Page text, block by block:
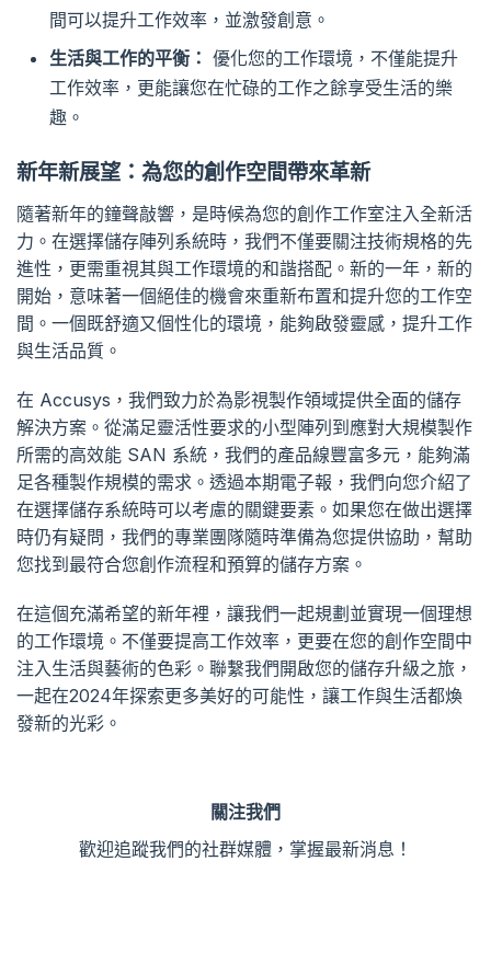
間可以提升工作效率，並激發創意。
生活與工作的平衡： 優化您的工作環境，不僅能提升
工作效率，更能讓您在忙碌的工作之餘享受生活的樂
趣。
新年新展望：為您的創作空間帶來革新
隨著新年的鐘聲敲響，是時候為您的創作工作室注入全新活
力。在選擇儲存陣列系統時，我們不僅要關注技術規格的先
進性，更需重視其與工作環境的和諧搭配。新的一年，新的
開始，意味著一個絕佳的機會來重新布置和提升您的工作空
間。一個既舒適又個性化的環境，能夠啟發靈感，提升工作
與生活品質。
在 Accusys，我們致力於為影視製作領域提供全面的儲存
解決方案。從滿足靈活性要求的小型陣列到應對大規模製作
所需的高效能 SAN 系統，我們的產品線豐富多元，能夠滿
足各種製作規模的需求。透過本期電子報，我們向您介紹了
在選擇儲存系統時可以考慮的關鍵要素。如果您在做出選擇
時仍有疑問，我們的專業團隊隨時準備為您提供協助，幫助
您找到最符合您創作流程和預算的儲存方案。
在這個充滿希望的新年裡，讓我們一起規劃並實現一個理想
的工作環境。不僅要提高工作效率，更要在您的創作空間中
注入生活與藝術的色彩。聯繫我們開啟您的儲存升級之旅，
一起在2024年探索更多美好的可能性，讓工作與生活都煥
發新的光彩。
關注我們
歡迎追蹤我們的社群媒體，掌握最新消息！